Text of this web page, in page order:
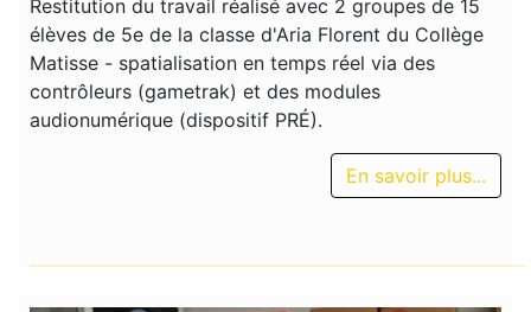
Restitution du travail réalisé avec 2 groupes de 15
élèves de 5e de la classe d'Aria Florent du Collège
Matisse - spatialisation en temps réel via des
contrôleurs (gametrak) et des modules
audionumérique (dispositif PRÉ).
En savoir plus...